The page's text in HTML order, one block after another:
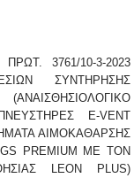
3761/10-3-2023
ΣΥΝΤΗΡΗΣΗΣ
E-VENT
ΑΙΜΟΚΑΘΑΡΣΗΣ
PREMIUM ΜΕ ΤΟΝ
LEON PLUS)